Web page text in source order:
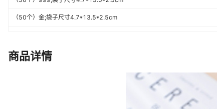
（50个）金;袋子尺寸4.7*13.5*2.5cm
（50个）红心;袋子尺寸4.7*13.5*2.5cm
商品详情